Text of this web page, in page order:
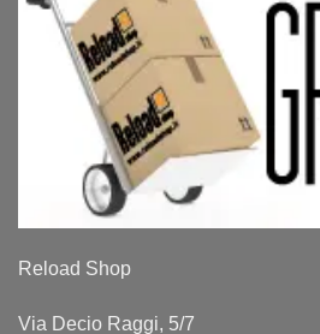
Reload Shop
Via Decio Raggi, 5/7